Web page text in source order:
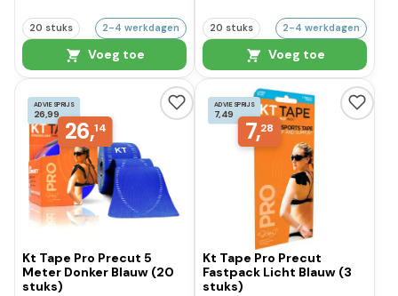
20 stuks 2-4 werkdagen
Voeg toe
20 stuks 2-4 werkdagen
Voeg toe
ADVIESPRIJS
26,99
26,14
Kt Tape Pro Precut 5
Meter Donker Blauw (20
stuks)
ADVIESPRIJS
7,49
7,28
Kt Tape Pro Precut
Fastpack Licht Blauw (3
stuks)